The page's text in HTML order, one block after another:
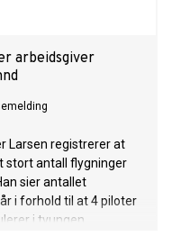
arbeidsgiver
Larsen registrerer at
stort antall flygninger
sier antallet
i forhold til at 4 piloter
i tvungen